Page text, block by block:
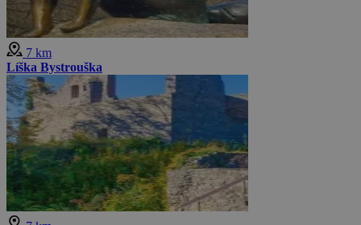
7 km
Líška Bystrouška